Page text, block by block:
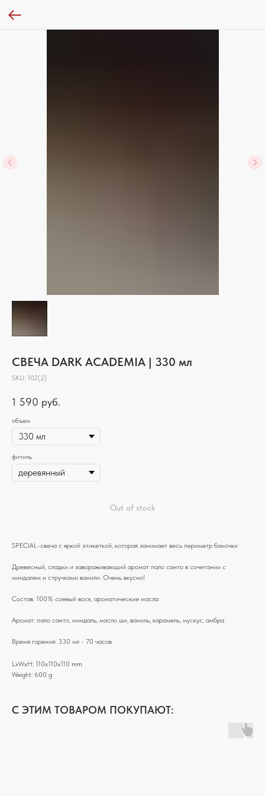
СВЕЧА DARK ACADEMIA | 330 мл
SKU: 102(2)
1 590 руб.
объем
фитиль
Out of stock
SPECIAL-свеча с яркой этикеткой, которая занимает весь периметр баночки
Древесный, сладки и завораживающий аромат пало санто в сочетании с
миндалем и стручками ванили. Очень вкусно!
Состав: 100% соевый воск, ароматические масла
Аромат: пало санто, миндаль, масло ши, ваниль, карамель, мускус, амбра
Время горения: 330 мл - 70 часов
LxWxH: 110x110x110 mm
Weight: 600 g
C ЭТИМ ТОВАРОМ ПОКУПАЮТ: